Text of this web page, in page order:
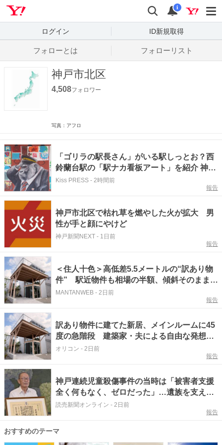
検索
通知
i
ログイン ID新規取得
フォローとは フォローリスト
神戸市北区
4,508フォロワー
写真：アフロ
「ゴリラの駅長さん」がいる駅しっとお？西
鈴蘭台駅の「駅ナカ看板アート」を紹介 神戸
市
Kiss PRESS - 2時間前
報告
神戸市北区で枯れ草を燃やした火が拡大 男
性が手と顔にやけど
神戸新聞NEXT - 1日前
報告
＜住人十色＞高低差5.5メートルの“訳あり物
件” 駅近物件も相場の半額、傾斜そのままで
コスト半減した2棟の家 神戸市北区
MANTANWEB - 2日前
報告
訳あり物件に建てた新居、メインルームに45
度の急階段 建築家・夫による自由な発想で
実現【住人十色】
オリコン - 2日前
報告
神戸連続児童殺傷事件の当時は「被害者支援
全く何もなく、ゼロだった」…遺族を支える
道開いた代理人弁護士「支援センター」理事
読売新聞オンライン - 2日前
報告
おすすめのテーマ